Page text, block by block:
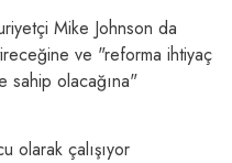
Mike Johnson da
ve "reforma ihtiyaç
sahip olacağına"
olarak çalışıyor